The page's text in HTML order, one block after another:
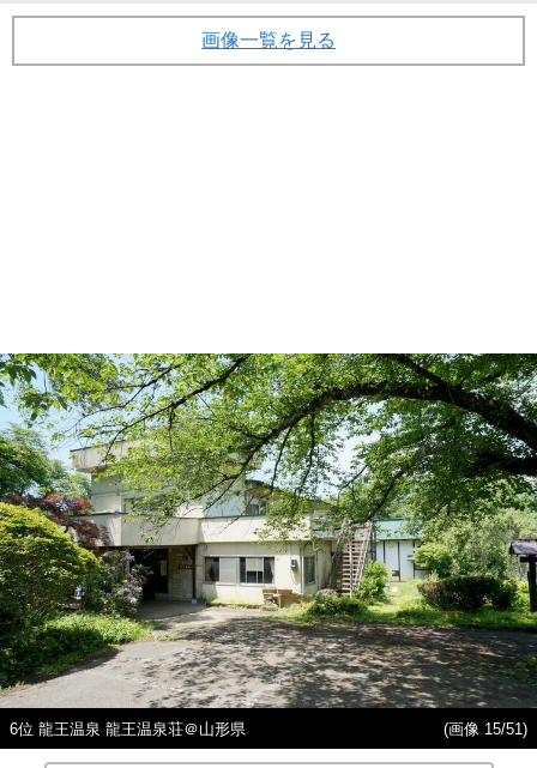
画像一覧を見る
6位 龍王温泉 龍王温泉荘＠山形県 (画像 15/51)